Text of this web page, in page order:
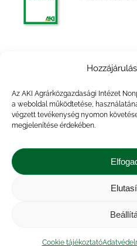
Az AKI Agrárközgazdasági Intézet
a weboldal működtetése,
végzett tevékenység nyomon
megjelenítése érdekében.
Cookie tájékoztató
gyümölcs
gyümölcs és
Közérdekű adatok
|